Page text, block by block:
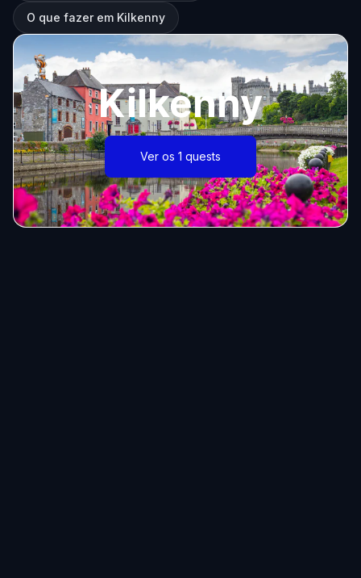
O que fazer em Kilkenny
Kilkenny
Ver os 1 quests